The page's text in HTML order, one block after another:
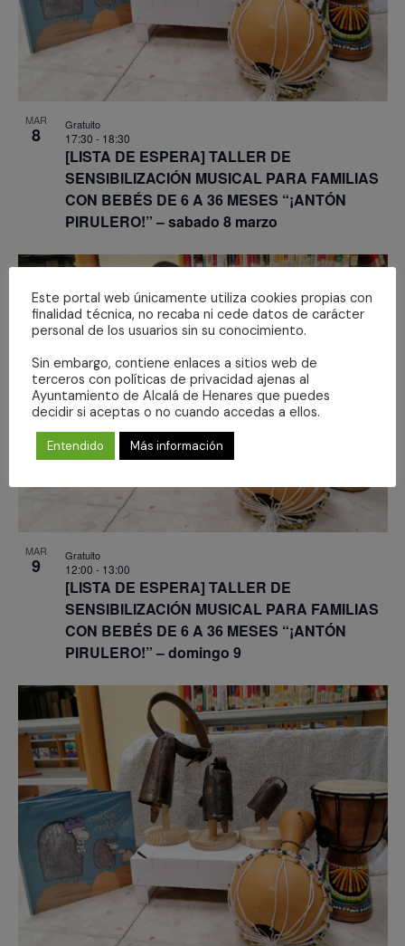
MAR
8
[LISTA DE ESPERA] TALLER DE
SENSIBILIZACIÓN MUSICAL PARA FAMILIAS
CON BEBÉS DE 6 A 36 MESES “¡ANTÓN
PIRULERO!” – sabado 8 marzo
17:30 - 18:30
Gratuito
MAR
9
[LISTA DE ESPERA] TALLER DE
SENSIBILIZACIÓN MUSICAL PARA FAMILIAS
CON BEBÉS DE 6 A 36 MESES “¡ANTÓN
PIRULERO!” – domingo 9
12:00 - 13:00
Gratuito
Este portal web únicamente utiliza cookies propias con
finalidad técnica, no recaba ni cede datos de carácter
personal de los usuarios sin su conocimiento.
Sin embargo, contiene enlaces a sitios web de
terceros con políticas de privacidad ajenas al
Ayuntamiento de Alcalá de Henares que puedes
decidir si aceptas o no cuando accedas a ellos.
Entendido Más información